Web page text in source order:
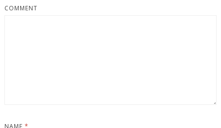
COMMENT
NAME *